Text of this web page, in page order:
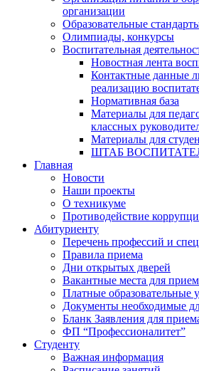
организации
Образовательные
Олимпиады, конкурсы
Воспитательная
Новостная лента
Контактные данные
реализацию
Нормативная база
Материалы для
классных
Материалы для
ШТАБ
Главная
Новости
Наши проекты
О техникуме
Противодействие
Абитуриенту
Перечень профессий и
Правила приема
Дни открытых дверей
Вакантные места для
Платные образовательные
Документы необходимые
Бланк Заявления для
ФП “Профессионалитет”
Студенту
Важная информация